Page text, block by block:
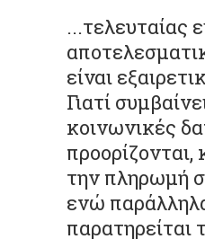
...τελευταίας
είναι
Γιατί
κοινωνικές
προορίζονται,
την πληρωμή
ενώ
παρατηρείται